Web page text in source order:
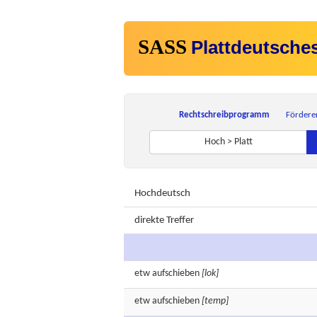
SASS
Rechtschreibprogramm
Hoch > Platt
Hochdeutsch
direkte Treffer
etw aufschieben [lok]
etw aufschieben [temp]